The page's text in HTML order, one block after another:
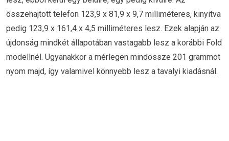
összehajtott telefon 123,9 x 81,9 x 9,7 milliméteres, kinyitva
pedig 123,9 x 161,4 x 4,5 milliméteres lesz. Ezek alapján az
újdonság mindkét állapotában vastagabb lesz a korábbi Fold
modellnél. Ugyanakkor a mérlegen mindössze 201 grammot
nyom majd, így valamivel könnyebb lesz a tavalyi kiadásnál.